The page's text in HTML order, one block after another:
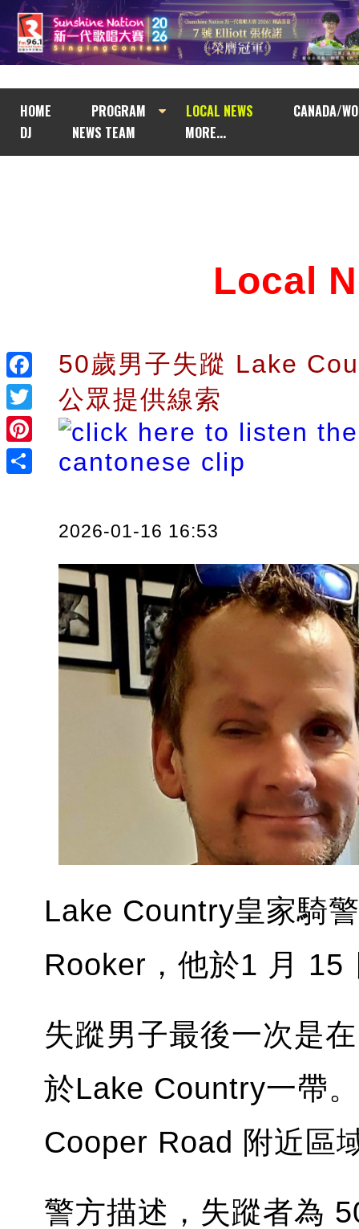
HOME PROGRAM LOCAL NEWS
CANADA/
DJ
NEWS TEAM MORE...
Facebook
Twitter
Pinterest
Local
50歲男子失蹤 Lake
公眾提供線索
2026-01-16 16:53
Lake Country皇家騎
Rooker，他於1 月 15
失蹤男子最後一次是
於Lake Country一帶
Cooper Road 附近區
警方描述，失蹤者為